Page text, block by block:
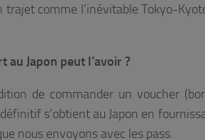
trajet comme l’inévitable Tokyo-
Japon peut l’avoir ?
de commander un voucher
s’obtient au Japon en
nous envoyons avec les pass.